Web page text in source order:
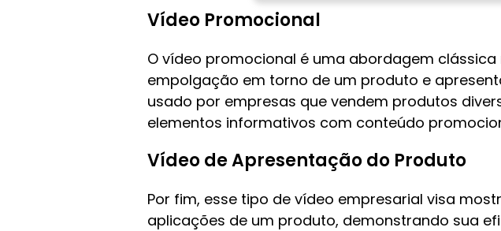
Vídeo Promocional
O vídeo promocional é uma abordagem
empolgação em torno de um produto e
usado por empresas que vendem produtos
elementos informativos com conteúdo
Vídeo de Apresentação do Produto
Por fim, esse tipo de vídeo empresarial visa
aplicações de um produto, demonstrando sua